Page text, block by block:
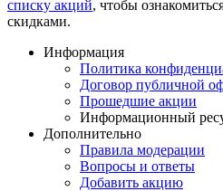
списку акций, чтобы
скидками.
Информация
Политика
Договор публичной
Прошедшие акции
Информационный
Дополнительно
Правила модерации
Вопросы и ответы
Добавить акцию